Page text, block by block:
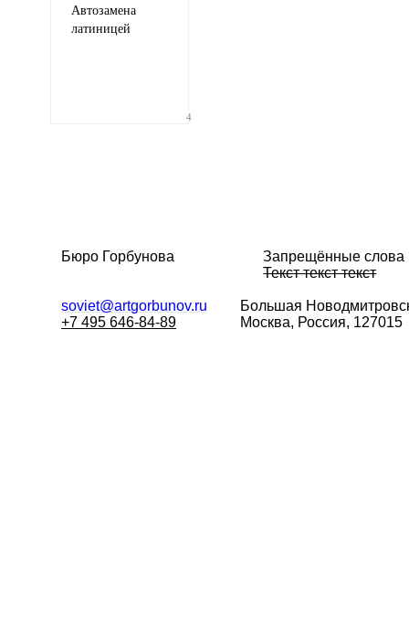
Автозамена
латиницей
4
Бюро Горбунова
Запрещённые слова
Текст текст текст
soviet@artgorbunov.ru
+7 495 646-84-89
Большая
Москва, Россия, 127015